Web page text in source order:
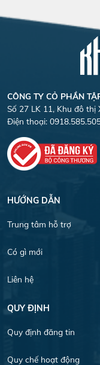
CÔNG TY CỎ PHẦN
Số 27 LK 11, Khu đô thị
Điện thoại:
HƯỚNG DẪN
Trung tâm hỗ trợ
Có gì mới
Liên hệ
QUY ĐỊNH
Quy định đăng tin
Quy chế hoạt động